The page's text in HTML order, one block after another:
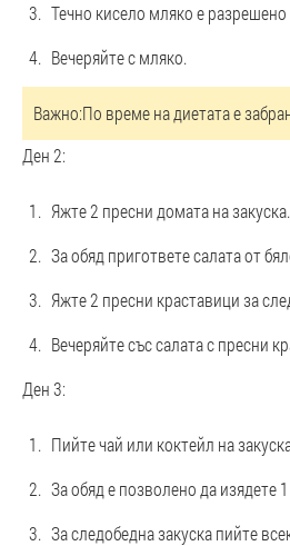
Течно кисело мляко е разрешено
Вечеряйте с мляко.
Важно:По време на диетата е
Ден 2:
Яжте 2 пресни домата на закуска.
За обяд пригответе салата от
Яжте 2 пресни краставици за
Вечеряйте със салата с пресни
Ден 3:
Пийте чай или коктейл на
За обяд е позволено да изядете
За следобедна закуска пийте